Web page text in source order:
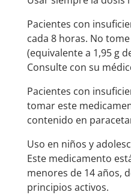
Pacientes con
cada 8 horas. No
(equivalente a 1,95 g
Consulte con su
Pacientes con
tomar este
contenido en
Uso en niños y
Este medicamento
menores de 14 años,
principios activos.